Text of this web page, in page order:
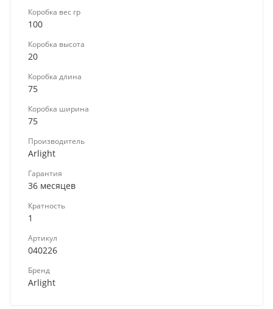
Коробка вес гр
100
Коробка высота
20
Коробка длина
75
Коробка ширина
75
Производитель
Arlight
Гарантия
36 месяцев
Кратность
1
Артикул
040226
Бренд
Arlight